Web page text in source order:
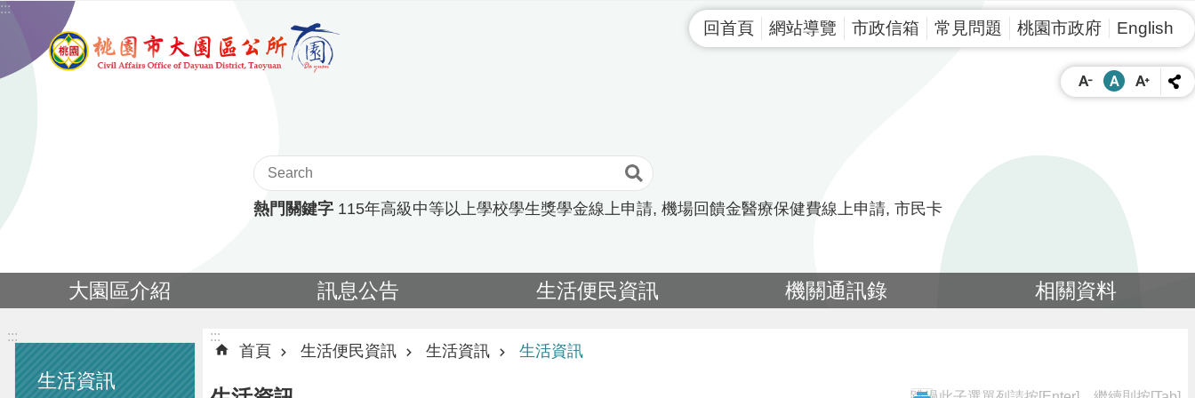
跳到主要內容區塊
:::
回首頁 網站導覽 市政信箱 常見問題 桃園市政府 English
熱門關鍵字 115年高級中等以上學校學生獎學金線上申請 機場回饋金醫療保健費線上申請 市民卡
大園區介紹 訊息公告 生活便民資訊 機關通訊錄 相關資料
:::
生活資訊
:::
首頁 生活便民資訊 生活資訊 生活資訊